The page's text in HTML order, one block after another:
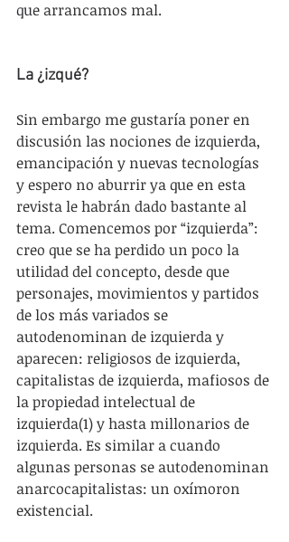
que arrancamos mal.
La ¿izqué?
Sin embargo me gustaría poner en
discusión las nociones de izquierda,
emancipación y nuevas tecnologías
y espero no aburrir ya que en esta
revista le habrán dado bastante al
tema. Comencemos por “izquierda”:
creo que se ha perdido un poco la
utilidad del concepto, desde que
personajes, movimientos y partidos
de los más variados se
autodenominan de izquierda y
aparecen: religiosos de izquierda,
capitalistas de izquierda, mafiosos de
la propiedad intelectual de
izquierda(1) y hasta millonarios de
izquierda. Es similar a cuando
algunas personas se autodenominan
anarcocapitalistas: un oxímoron
existencial.